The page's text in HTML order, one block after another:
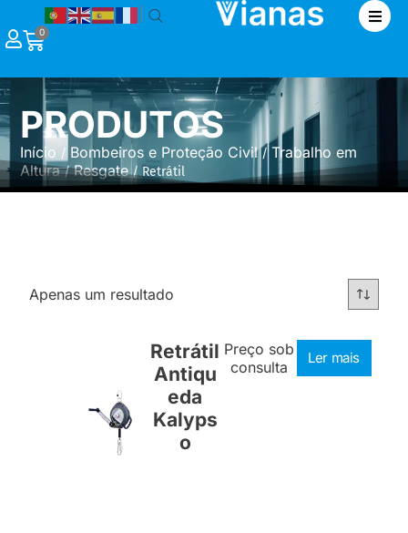
0
PRODUTOS
Início / Bombeiros e Proteção Civil/Trabalho em
Altura/Resgate/ Retrátil
Apenas um resultado
Retrátil
Antiqu
eda
Kalyps
o
Preço sob
consulta
Ler mais